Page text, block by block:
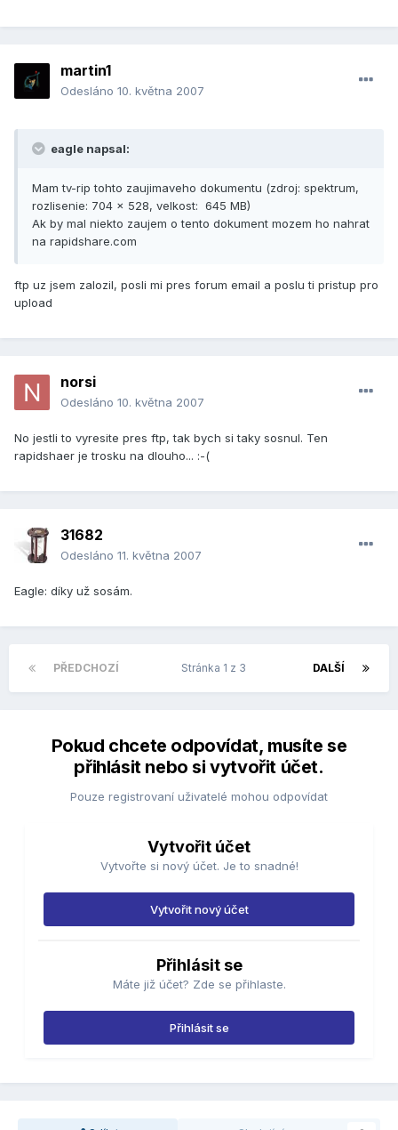
martin1
Odesláno 10. května 2007
eagle napsal:
Mam tv-rip tohto zaujimaveho dokumentu (zdroj: spektrum,
rozlisenie: 704 x 528, velkost: 645 MB)
Ak by mal niekto zaujem o tento dokument mozem ho nahrat
na rapidshare.com
ftp uz jsem zalozil, posli mi pres forum email a poslu ti pristup pro
upload
norsi
Odesláno 10. května 2007
No jestli to vyresite pres ftp, tak bych si taky sosnul. Ten
rapidshaer je trosku na dlouho... :-(
31682
Odesláno 11. května 2007
Eagle: díky už sosám.
PŘEDCHOZÍ DALŠÍ
Stránka 1 z 3
Pokud chcete odpovídat, musíte se
přihlásit nebo si vytvořit účet.
Pouze registrovaní uživatelé mohou odpovídat
Vytvořit účet
Vytvořte si nový účet. Je to snadné!
Vytvořit nový účet
Přihlásit se
Máte již účet? Zde se přihlaste.
Přihlásit se